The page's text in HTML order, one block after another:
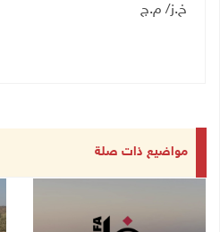
خ.ز/ م.ج
مواضيع ذات صلة